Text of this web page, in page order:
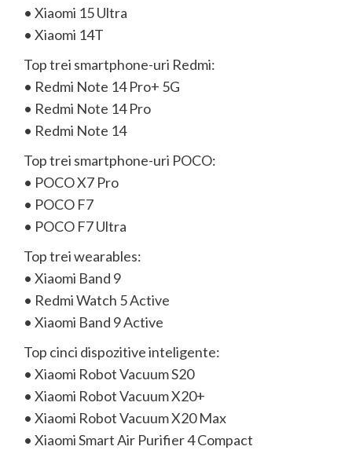
• Xiaomi 15 Ultra
• Xiaomi 14T
Top trei smartphone-uri Redmi:
• Redmi Note 14 Pro+ 5G
• Redmi Note 14 Pro
• Redmi Note 14
Top trei smartphone-uri POCO:
• POCO X7 Pro
• POCO F7
• POCO F7 Ultra
Top trei wearables:
• Xiaomi Band 9
• Redmi Watch 5 Active
• Xiaomi Band 9 Active
Top cinci dispozitive inteligente:
• Xiaomi Robot Vacuum S20
• Xiaomi Robot Vacuum X20+
• Xiaomi Robot Vacuum X20 Max
• Xiaomi Smart Air Purifier 4 Compact